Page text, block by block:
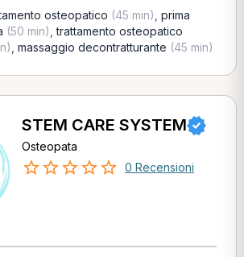
osteopatico (45 min) prima
(50 min) ,trattamento osteopatico
massaggio decontratturante (45 min)
STEM CARE SYSTEM
Osteopata
0 Recensioni